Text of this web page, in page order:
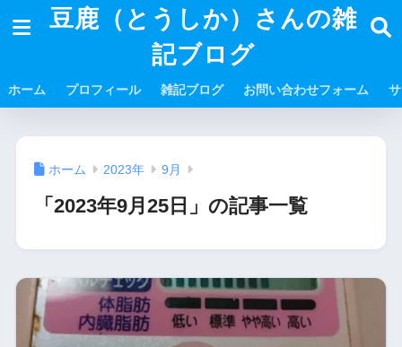
豆鹿（とうしか）さんの雑
記ブログ
ホーム プロフィール 雑記ブログ お問い合わせフォーム
ホーム 2023年 9月
「2023年9月25日」の記事一覧